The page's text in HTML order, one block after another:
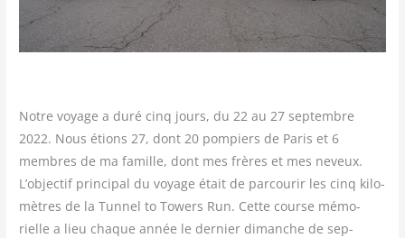
Notre voyage a duré cinq jours, du 22 au 27 sep­tembre
2022. Nous étions 27, dont 20 pom­piers de Paris et 6
membres de ma famille, dont mes frères et mes neveux.
L’objectif prin­ci­pal du voyage était de par­cou­rir les cinq kilo­
mètres de la Tun­nel to Towers Run. Cette course mémo­
rielle a lieu chaque année le der­nier dimanche de sep­